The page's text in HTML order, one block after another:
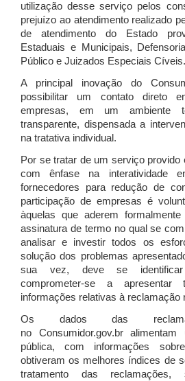
utilização desse serviço pelos
prejuízo ao atendimento realizado
de atendimento do Estado
Estaduais e Municipais,
Público e Juizados Especiais Cíveis.
A principal inovação do
possibilitar um contato direto
empresas, em um ambiente
transparente, dispensada a
na tratativa individual.
Por se tratar de um serviço provido
com ênfase na interatividade
fornecedores para redução de
participação de empresas é
àquelas que aderem
assinatura de termo no qual se
analisar e investir todos os
solução dos problemas
sua vez, deve se identificar
comprometer-se a
informações relativas à reclamação
Os dados das
no Consumidor.gov.br
pública, com informações
obtiveram os melhores índices de
tratamento das reclamações,